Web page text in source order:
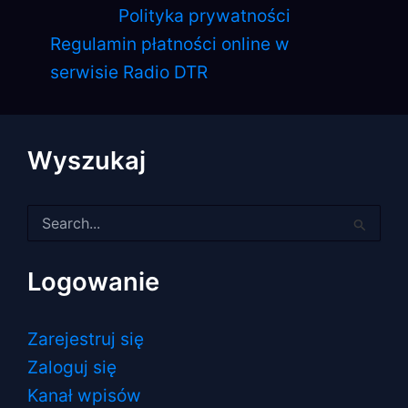
Polityka prywatności
Regulamin płatności online w
serwisie Radio DTR
Wyszukaj
dla:
Logowanie
Zarejestruj się
Zaloguj się
Kanał wpisów